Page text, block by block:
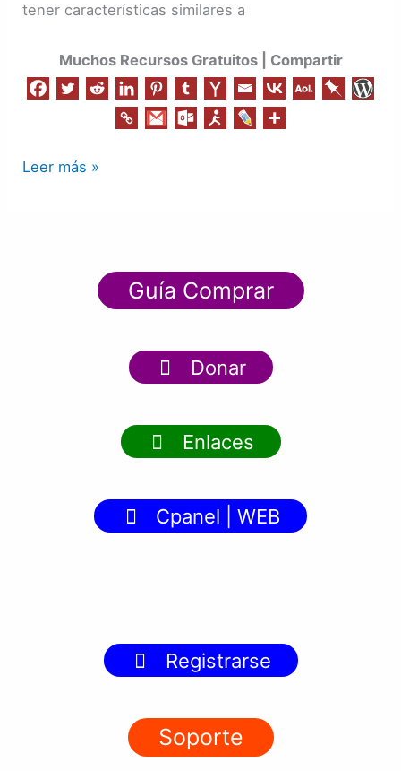
tener características similares a
Muchos Recursos Gratuitos | Compartir
Leer más »
Guía Comprar
Donar
Enlaces
Cpanel | WEB
Registrarse
Soporte